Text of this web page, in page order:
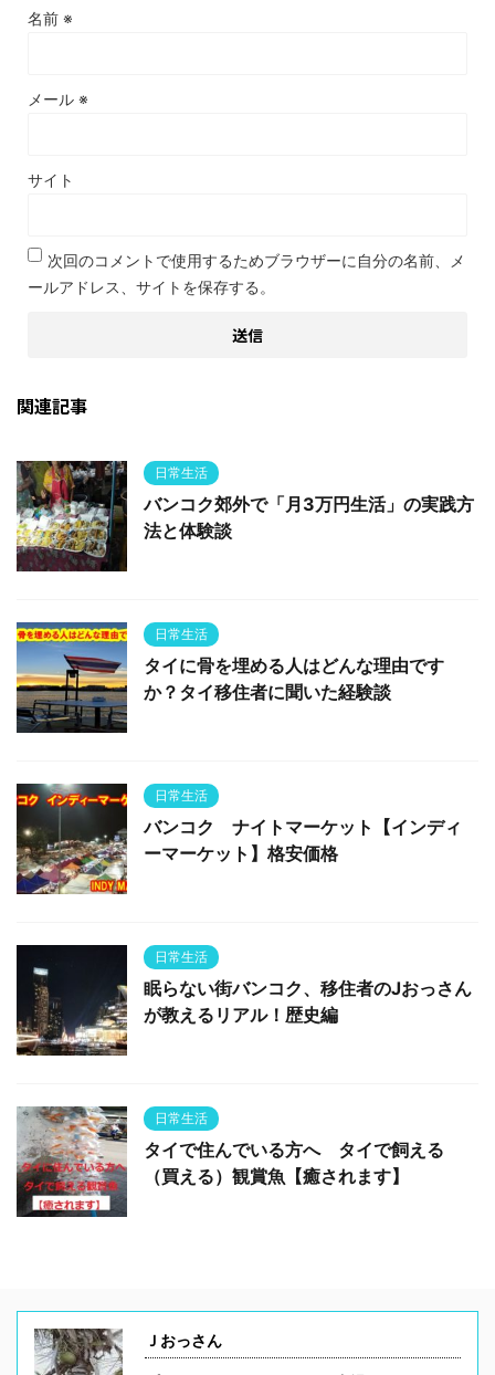
名前 ※
メール ※
サイト
次回のコメントで使用するためブラウザーに自分の名前、メ
ールアドレス、サイトを保存する。
関連記事
日常生活
バンコク郊外で「月3万円生活」の実践方
法と体験談
日常生活
タイに骨を埋める人はどんな理由です
か？タイ移住者に聞いた経験談
日常生活
バンコク ナイトマーケット【インディ
ーマーケット】格安価格
日常生活
眠らない街バンコク、移住者のJおっさん
が教えるリアル！歴史編
日常生活
タイで住んでいる方へ タイで飼える
（買える）観賞魚【癒されます】
Ｊおっさん